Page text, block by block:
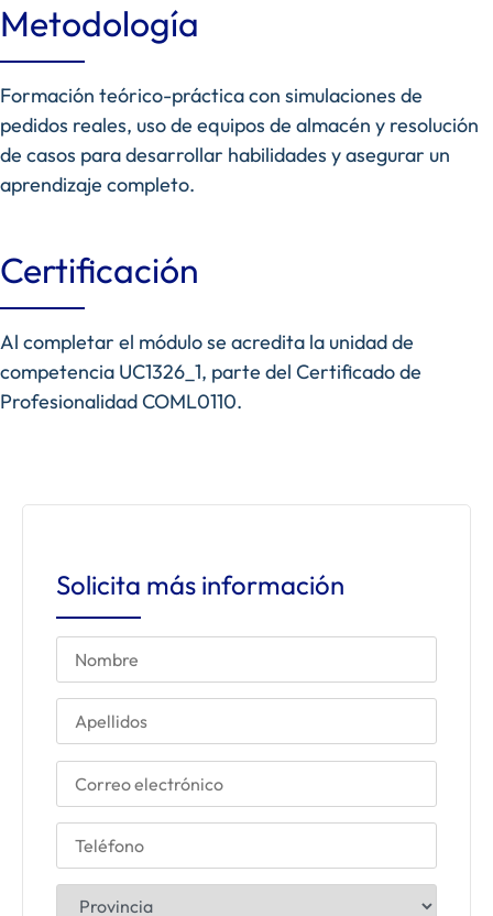
Metodología
Formación teórico-práctica con simulaciones de
pedidos reales, uso de equipos de almacén y resolución
de casos para desarrollar habilidades y asegurar un
aprendizaje completo.
Certificación
Al completar el módulo se acredita la unidad de
competencia UC1326_1, parte del Certificado de
Profesionalidad COML0110.
Solicita más información